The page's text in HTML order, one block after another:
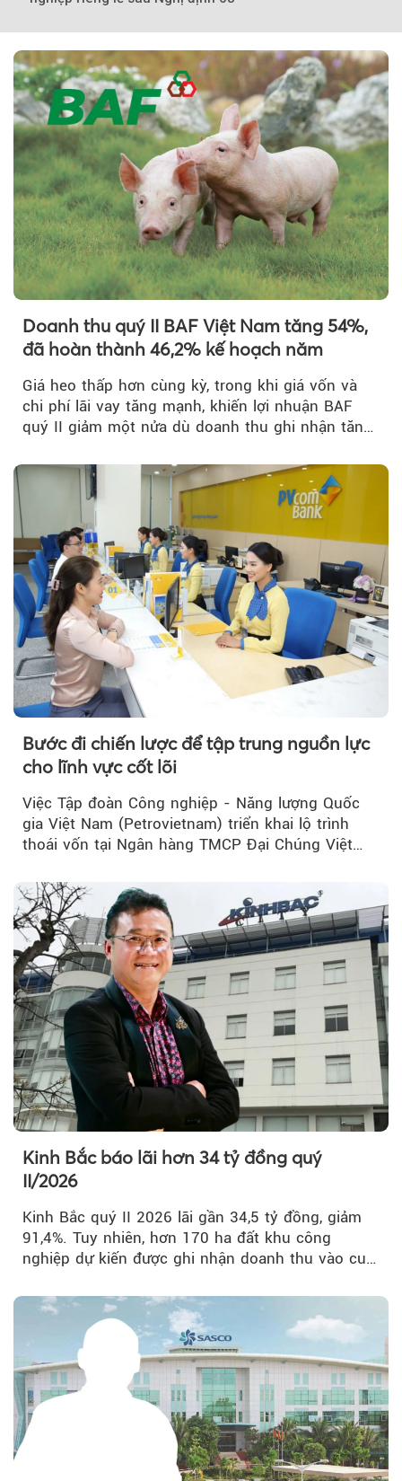
Theo
Doanh thu quý II BAF Việt Nam tăng 54%,
đã hoàn thành 46,2% kế hoạch năm
Giá heo thấp hơn cùng kỳ, trong khi giá vốn và
chi phí lãi vay tăng mạnh, khiến lợi nhuận BAF
quý II giảm một nửa dù doanh thu ghi nhận tăng
Bước đi chiến lược để tập trung nguồn lực
cho lĩnh vực cốt lõi
Việc Tập đoàn Công nghiệp - Năng lượng Quốc
gia Việt Nam (Petrovietnam) triển khai lộ trình
thoái vốn tại Ngân hàng TMCP Đại Chúng Việt
Kinh Bắc báo lãi hơn 34 tỷ đồng quý
II/2026
Kinh Bắc quý II 2026 lãi gần 34,5 tỷ đồng, giảm
91,4%. Tuy nhiên, hơn 170 ha đất khu công
nghiệp dự kiến được ghi nhận doanh thu vào cuối